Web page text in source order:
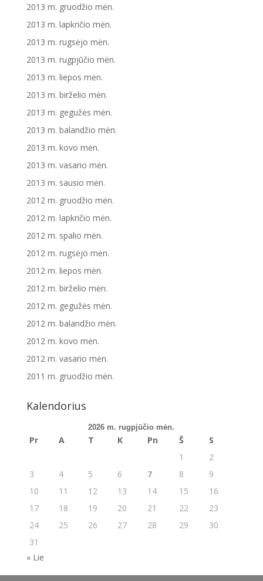
2013 m. gruodžio mėn.
2013 m. lapkričio mėn.
2013 m. rugsėjo mėn.
2013 m. rugpjūčio mėn.
2013 m. liepos mėn.
2013 m. birželio mėn.
2013 m. gegužės mėn.
2013 m. balandžio mėn.
2013 m. kovo mėn.
2013 m. vasario mėn.
2013 m. sausio mėn.
2012 m. gruodžio mėn.
2012 m. lapkričio mėn.
2012 m. spalio mėn.
2012 m. rugsėjo mėn.
2012 m. liepos mėn.
2012 m. birželio mėn.
2012 m. gegužės mėn.
2012 m. balandžio mėn.
2012 m. kovo mėn.
2012 m. vasario mėn.
2011 m. gruodžio mėn.
Kalendorius
2026 m. rugpjūčio mėn.
Pr A T K Pn Š
S
1
2
3
4 5 6 7 8
9
10
11 12 13 14 15
16
17
18 19 20 21 22
23
24
25 26 27 28 29
30
31
« Lie